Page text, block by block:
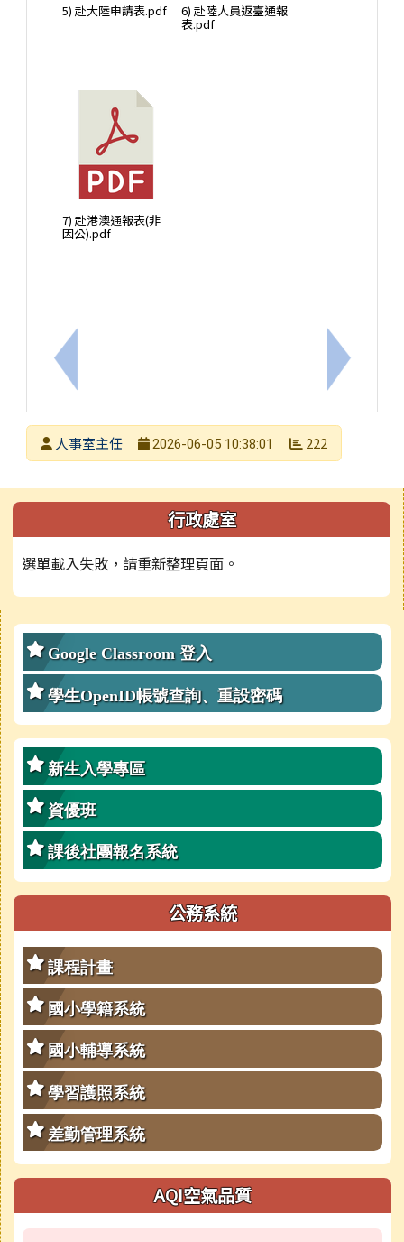
上一筆：勤休制度懶人包
5) 赴大陸申請表.pdf 6) 赴陸人員返臺通報
表.pdf
7) 赴港澳通報表(非
因公).pdf
下一筆：
發布者人事室主任
2026-06-05 10:38:01 222
左邊區域內容 行政處室
選單載入失敗，請重新整理頁面。
右邊區域內容
Google Classroom 登入
學生OpenID帳號查詢、重設密碼
新生入學專區
資優班
課後社團報名系統
公務系統
課程計畫
國小學籍系統
國小輔導系統
學習護照系統
差勤管理系統
AQI空氣品質